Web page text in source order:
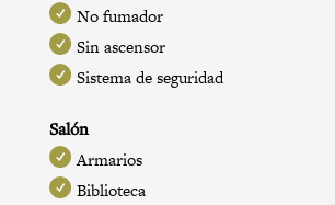
No fumador
Sin ascensor
Sistema de seguridad
Salón
Armarios
Biblioteca